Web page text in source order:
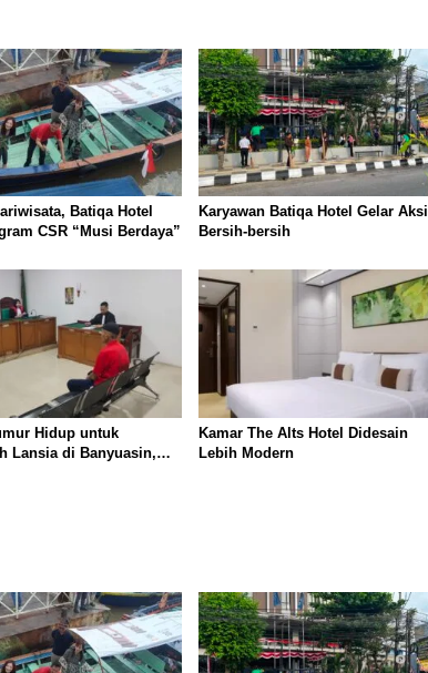
Batiqa Hotel
CSR “Musi Berdaya”
Karyawan Batiqa Hotel Gelar Aksi
Bersih-bersih
Hidup untuk
Lansia di Banyuasin,
Kamar The Alts Hotel Didesain
Lebih Modern